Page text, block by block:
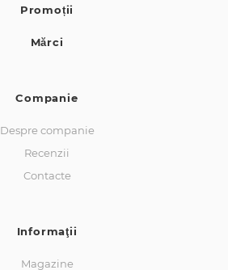
Promoții
Mărci
Companie
Despre companie
Recenzii
Contacte
Informaţii
Magazine